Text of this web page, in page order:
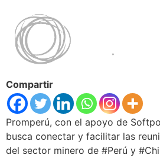
Compartir
Promperú, con el apoyo de
busca conectar y facilitar las
del sector minero de #Perú y